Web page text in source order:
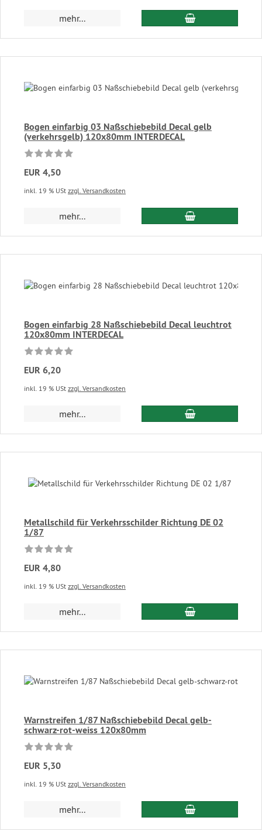
mehr... In den
Bogen einfarbig 03 Naßschiebebild Decal gelb
(verkehrsgelb) 120x80mm INTERDECAL
EUR 4,50
inkl. 19 % USt zzgl. Versandkosten
mehr... In den
Bogen einfarbig 28 Naßschiebebild Decal leuchtrot
120x80mm INTERDECAL
EUR 6,20
inkl. 19 % USt zzgl. Versandkosten
mehr... In den
Metallschild für Verkehrsschilder Richtung DE 02
1/87
EUR 4,80
inkl. 19 % USt zzgl. Versandkosten
mehr... In den
Warnstreifen 1/87 Naßschiebebild Decal gelb-
schwarz-rot-weiss 120x80mm
EUR 5,30
inkl. 19 % USt zzgl. Versandkosten
mehr... In den